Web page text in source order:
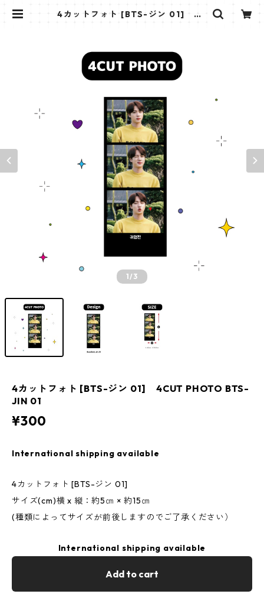
4カットフォト [BTS-ジン 01] 4C
1/3
4カットフォト [BTS-ジン 01] 4CUT PHOTO BTS-
JIN 01
¥300
International shipping available
4カットフォト [BTS-ジン 01]
サイズ(cm)横 x 縦：約5㎝ × 約15㎝
(種類によってサイズが前後しますのでご了承ください）
International shipping available
Add to cart